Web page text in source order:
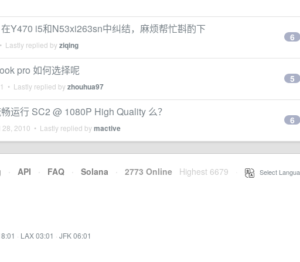
Y470 i5和N53xi263sn中纠结，麻烦帮忙斟酌下
• Lastly replied byziqing
6
pro 如何选择呢
• Lastly replied byzhouhua97
5
运行 SC2 @ 1080P High Quality 么？
28, 2010 • Lastly replied bymactive
6
· API · FAQ · Solana · 2773 Online Highest 6679 Select
· LAX 03:01 · JFK 06:01